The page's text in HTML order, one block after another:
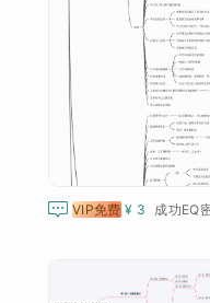
 VIP免费 ¥ 3 成功EQ